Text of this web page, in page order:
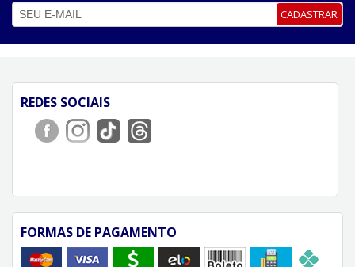
CADASTRAR
REDES SOCIAIS
FORMAS DE PAGAMENTO